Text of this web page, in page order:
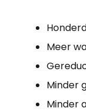
Meer
Minder
Minder